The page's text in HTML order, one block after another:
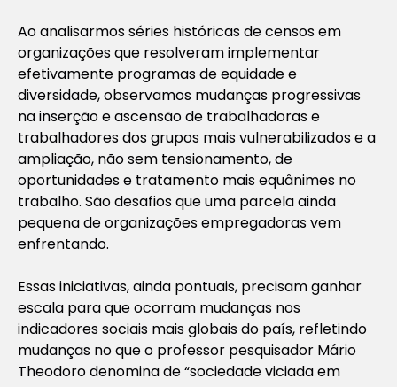
Ao analisarmos séries históricas de censos em
organizações que resolveram implementar
efetivamente programas de equidade e
diversidade, observamos mudanças progressivas
na inserção e ascensão de trabalhadoras e
trabalhadores dos grupos mais vulnerabilizados e a
ampliação, não sem tensionamento, de
oportunidades e tratamento mais equânimes no
trabalho. São desafios que uma parcela ainda
pequena de organizações empregadoras vem
enfrentando.
Essas iniciativas, ainda pontuais, precisam ganhar
escala para que ocorram mudanças nos
indicadores sociais mais globais do país, refletindo
mudanças no que o professor pesquisador Mário
Theodoro denomina de “sociedade viciada em